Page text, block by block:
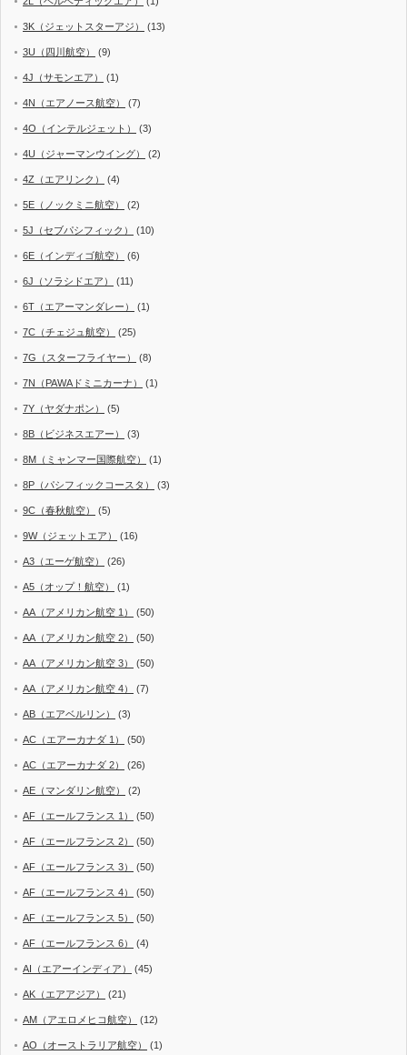
3K（ジェットスターアジ） (13)
3U（四川航空） (9)
4J（サモンエア） (1)
4N（エアノース航空） (7)
4O（インテルジェット） (3)
4U（ジャーマンウイング） (2)
4Z（エアリンク） (4)
5E（ノックミニ航空） (2)
5J（セブパシフィック） (10)
6E（インディゴ航空） (6)
6J（ソラシドエア） (11)
6T（エアーマンダレー） (1)
7C（チェジュ航空） (25)
7G（スターフライヤー） (8)
7N（PAWAドミニカーナ） (1)
7Y（ヤダナポン） (5)
8B（ビジネスエアー） (3)
8M（ミャンマー国際航空） (1)
8P（パシフィックコースタ） (3)
9C（春秋航空） (5)
9W（ジェットエア） (16)
A3（エーゲ航空） (26)
A5（オップ！航空） (1)
AA（アメリカン航空 1） (50)
AA（アメリカン航空 2） (50)
AA（アメリカン航空 3） (50)
AA（アメリカン航空 4） (7)
AB（エアベルリン） (3)
AC（エアーカナダ 1） (50)
AC（エアーカナダ 2） (26)
AE（マンダリン航空） (2)
AF（エールフランス 1） (50)
AF（エールフランス 2） (50)
AF（エールフランス 3） (50)
AF（エールフランス 4） (50)
AF（エールフランス 5） (50)
AF（エールフランス 6） (4)
AI（エアーインディア） (45)
AK（エアアジア） (21)
AM（アエロメヒコ航空） (12)
AO（オーストラリア航空） (1)